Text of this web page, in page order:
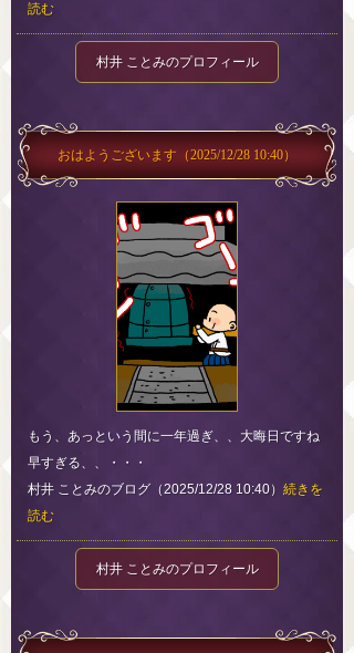
読む
村井 ことみのプロフィール
おはようございます （2025/12/28 10:40）
もう、あっという間に一年過ぎ、、大晦日ですね
早すぎる、、・・・
村井 ことみのブログ（2025/12/28 10:40） 続きを
読む
村井 ことみのプロフィール